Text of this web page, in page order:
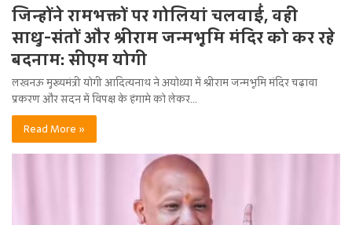
जिन्होंने रामभक्तों पर गोलियां चलवाईं, वही
साधु-संतों और श्रीराम जन्मभूमि मंदिर को कर रहे
बदनाम: सीएम योगी
लखनऊ मुख्यमंत्री योगी आदित्यनाथ ने अयोध्या में श्रीराम जन्मभूमि मंदिर चढ़ावा
प्रकरण और सदन में विपक्ष के हंगामे को लेकर…
Read More »